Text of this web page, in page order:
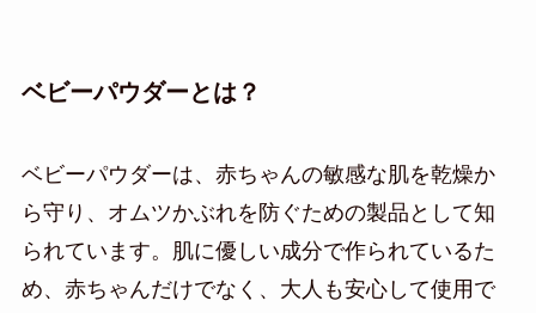
ベビーパウダーとは？
ベビーパウダーは、赤ちゃんの敏感な肌を乾燥か
ら守り、オムツかぶれを防ぐための製品として知
られています。肌に優しい成分で作られているた
め、赤ちゃんだけでなく、大人も安心して使用で